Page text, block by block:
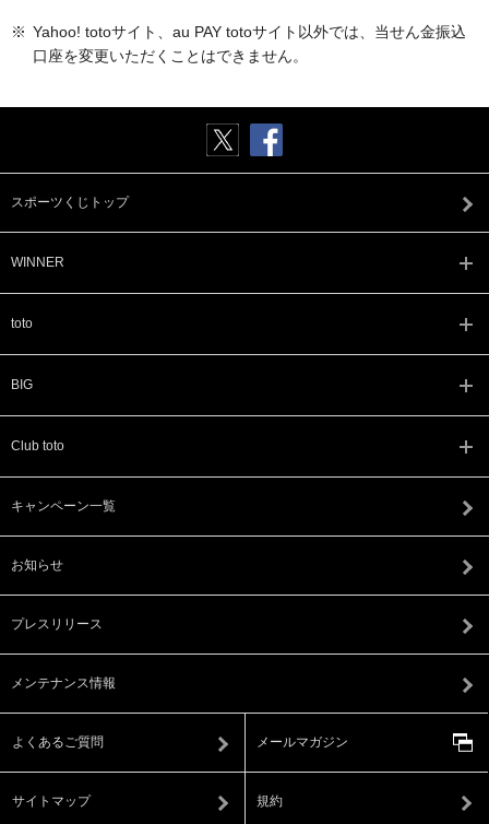
Yahoo! totoサイト、au PAY totoサイト以外では、当せん金振込
口座を変更いただくことはできません。
スポーツくじトップ
WINNER
toto
BIG
Club toto
キャンペーン一覧
お知らせ
プレスリリース
メンテナンス情報
よくあるご質問 メールマガジン
サイトマップ 規約